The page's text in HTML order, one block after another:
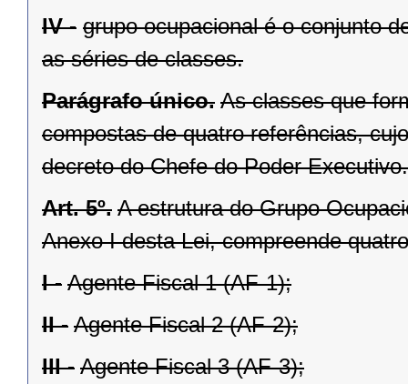
IV - grupo ocupacional é o conjunto
as séries de classes.
Parágrafo único. As classes que
compostas de quatro referências,
decreto do Chefe do Poder Executivo.
Art. 5º. A estrutura do Grupo
Anexo I desta Lei, compreende
I - Agente Fiscal 1 (AF-1);
II - Agente Fiscal 2 (AF-2);
III - Agente Fiscal 3 (AF-3);